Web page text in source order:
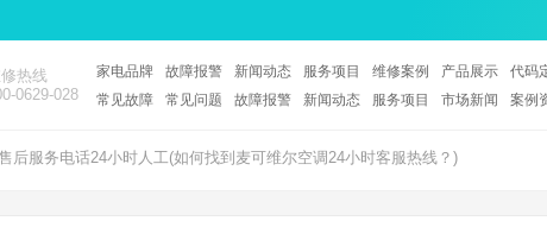
热线
0629-028
家电品牌 故障报警 新闻动态 服务项目 维修案例 产品展示 代码
常见故障
常见问题 故障报警 新闻动态 服务项目 市场新闻 案例
后服务电话24小时人工(如何找到麦可维尔空调24小时客服热线？)